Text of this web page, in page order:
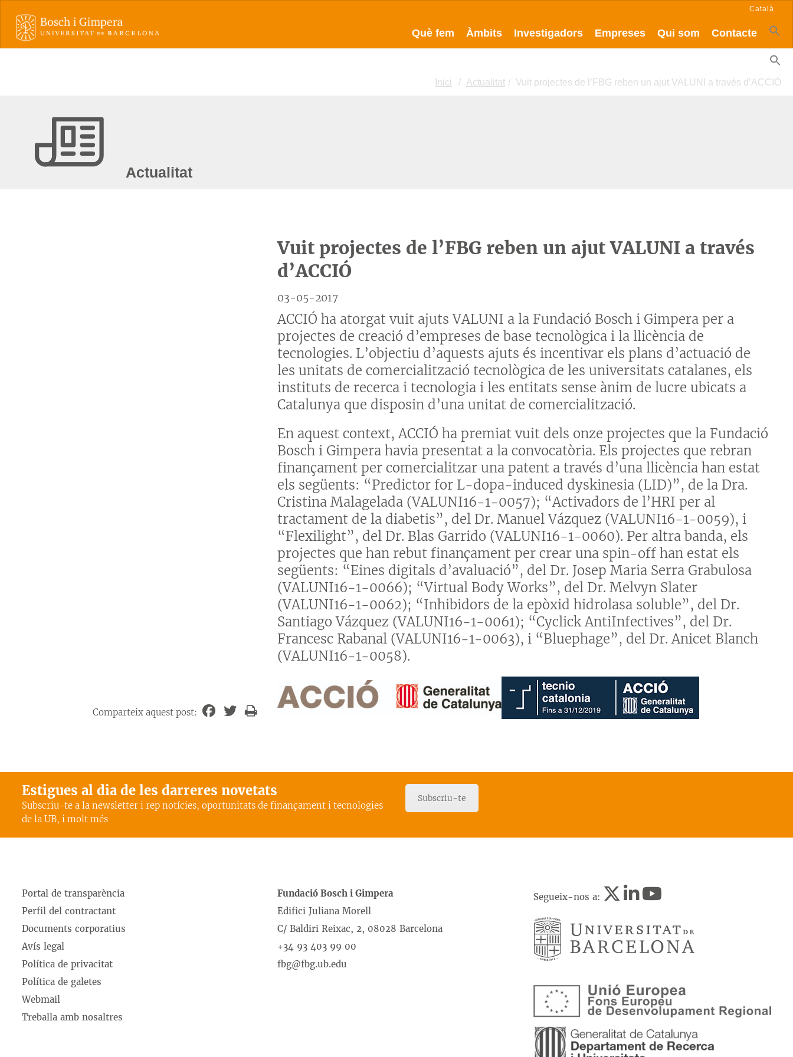
Què fem Àmbits Investigadors Empreses Qui som Contacte
Català
Inici Actualitat Vuit projectes de l’FBG reben un ajut VALUNI a través d’ACCIÓ
Actualitat
Vuit projectes de l’FBG reben un ajut VALUNI a través
d’ACCIÓ
03-05-2017
ACCIÓ ha atorgat vuit ajuts VALUNI a la Fundació Bosch i Gimpera per a
projectes de creació d’empreses de base tecnològica i la llicència de
tecnologies. L’objectiu d’aquests ajuts és incentivar els plans d’actuació de
les unitats de comercialització tecnològica de les universitats catalanes, els
instituts de recerca i tecnologia i les entitats sense ànim de lucre ubicats a
Catalunya que disposin d’una unitat de comercialització.
En aquest context, ACCIÓ ha premiat vuit dels onze projectes que la Fundació
Bosch i Gimpera havia presentat a la convocatòria. Els projectes que rebran
finançament per comercialitzar una patent a través d’una llicència han estat
els següents: “Predictor for L-dopa-induced dyskinesia (LID)”, de la Dra.
Cristina Malagelada (VALUNI16-1-0057); “Activadors de l’HRI per al
tractament de la diabetis”, del Dr. Manuel Vázquez (VALUNI16-1-0059), i
“Flexilight”, del Dr. Blas Garrido (VALUNI16-1-0060). Per altra banda, els
projectes que han rebut finançament per crear una spin-off han estat els
següents: “Eines digitals d’avaluació”, del Dr. Josep Maria Serra Grabulosa
(VALUNI16-1-0066); “Virtual Body Works”, del Dr. Melvyn Slater
(VALUNI16-1-0062); “Inhibidors de la epòxid hidrolasa soluble”, del Dr.
Santiago Vázquez (VALUNI16-1-0061); “Cyclick AntiInfectives”, del Dr.
Francesc Rabanal (VALUNI16-1-0063), i “Bluephage”, del Dr. Anicet Blanch
(VALUNI16-1-0058).
Comparteix aquest post:
Estigues al dia de les darreres novetats
Subscriu-te a la newsletter i rep notícies, oportunitats de finançament i tecnologies
de la UB, i molt més
Subscriu-te
Portal de transparència
Perfil del contractant
Documents corporatius
Avís legal
Política de privacitat
Política de galetes
Webmail
Treballa amb nosaltres
Fundació Bosch i Gimpera
Edifici Juliana Morell
C/ Baldiri Reixac, 2, 08028 Barcelona
+34 93 403 99 00
fbg@fbg.ub.edu
Segueix-nos a: